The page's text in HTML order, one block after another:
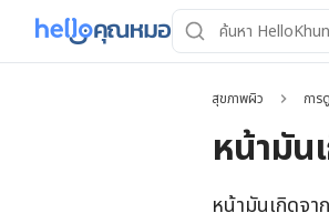
สุขภาพผิว การ
หน้ามัน
หน้ามันเกิดจา